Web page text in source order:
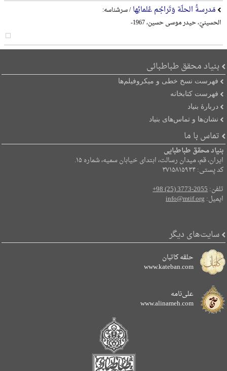
مَدرسةُ الحلّة وَتَراجُم عُلمائِها/ سرشناسه:
الحسینيّ، حیدر موسی حسین، 1967-
بنیاد محقق طباطبائی
فهرست نسخ خطی و میکروفیلم‌ها
فهرست کتابخانه
دربارۀ بنیاد
نشان‌ها و تماس‌های بنیاد
تماس با ما
بنیاد محقق طباطبایی
ایران، قم، میدان رسالت، ابتدای خیابان سمیه، شماره ۱۵.
کد پستی: ۳۷۱۵۸۱۵۹۳۴
تلفن:+98 (25) 3773-2055
ایمیل:info@mtif.org
سایت‌های دیگر
حلقه کاتبان
www.kateban.com
علی‌نامه
www.alinameh.com